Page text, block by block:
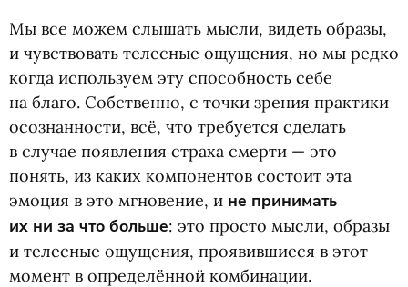
Мы все можем слышать мысли, видеть образы,
и чувствовать телесные ощущения, но мы редко
когда используем эту способность себе
на благо. Собственно, с точки зрения практики
осознанности, всё, что требуется сделать
в случае появления страха смерти — это
понять, из каких компонентов состоит эта
эмоция в это мгновение, и не принимать
их ни за что больше: это просто мысли, образы
и телесные ощущения, проявившиеся в этот
момент в определённой комбинации.